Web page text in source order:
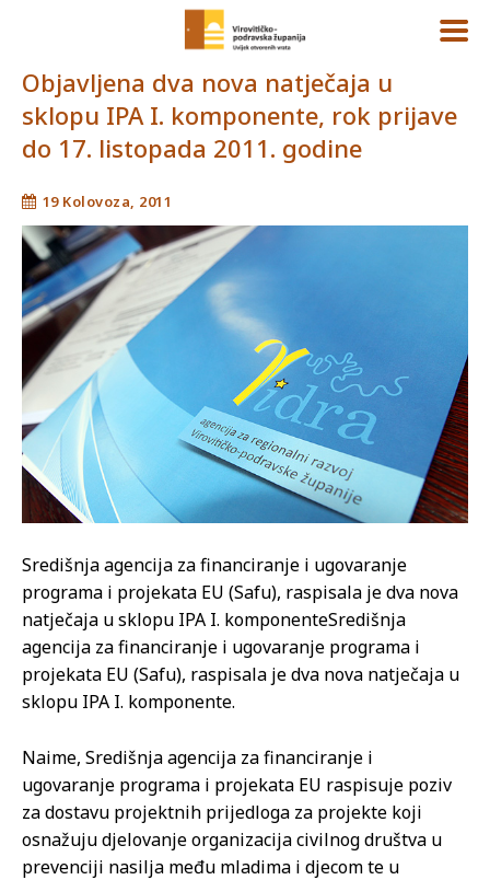
Objavljena dva nova natječaja u
sklopu IPA I. komponente, rok prijave
do 17. listopada 2011. godine
19 Kolovoza, 2011
Središnja agencija za financiranje i ugovaranje
programa i projekata EU (Safu), raspisala je dva nova
natječaja u sklopu IPA I. komponenteSredišnja
agencija za financiranje i ugovaranje programa i
projekata EU (Safu), raspisala je dva nova natječaja u
sklopu IPA I. komponente.
Naime, Središnja agencija za financiranje i
ugovaranje programa i projekata EU raspisuje poziv
za dostavu projektnih prijedloga za projekte koji
osnažuju djelovanje organizacija civilnog društva u
prevenciji nasilja među mladima i djecom te u